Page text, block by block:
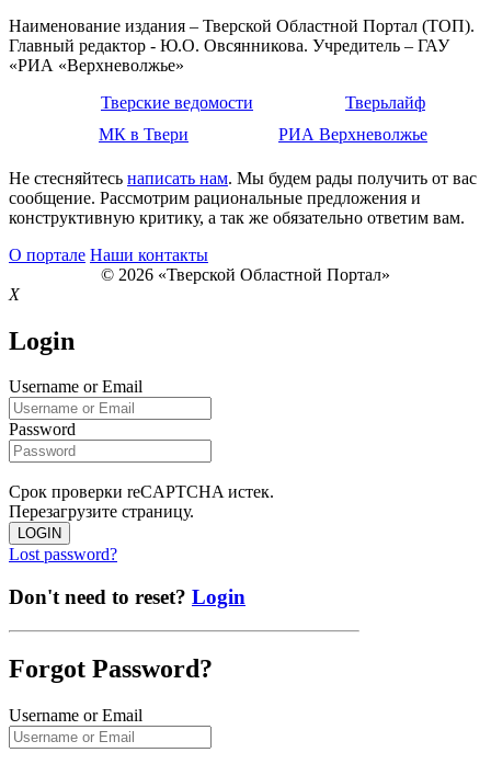
Наименование издания – Тверской Областной Портал (ТОП).
Главный редактор - Ю.О. Овсянникова. Учредитель – ГАУ
«РИА «Верхневолжье»
Тверские ведомости
Тверьлайф
МК в Твери
РИА Верхневолжье
Не стесняйтесь написать нам. Мы будем рады получить от вас
сообщение. Рассмотрим рациональные предложения и
конструктивную критику, а так же обязательно ответим вам.
О портале Наши контакты
© 2026 «Тверской Областной Портал»
X
Login
Username or Email
Password
Срок проверки reCAPTCHA истек.
Перезагрузите страницу.
LOGIN
Lost password?
Don't need to reset? Login
Forgot Password?
Username or Email